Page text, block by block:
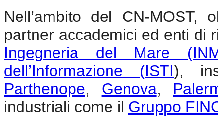
Nell’ambito del CN-MOST,
partner accademici ed enti di
Ingegneria del Mare
dell’Informazione (ISTI),
Parthenope, Genova,
industriali come il Gruppo